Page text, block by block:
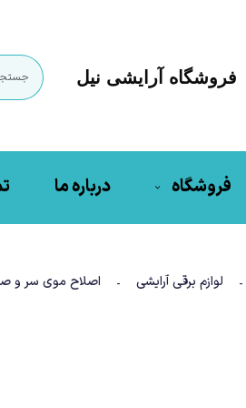
فروشگاه آرایشی نیل
فروشگاه درباره ما
- لوازم برقی آرایشی - اصلاح موی سر و